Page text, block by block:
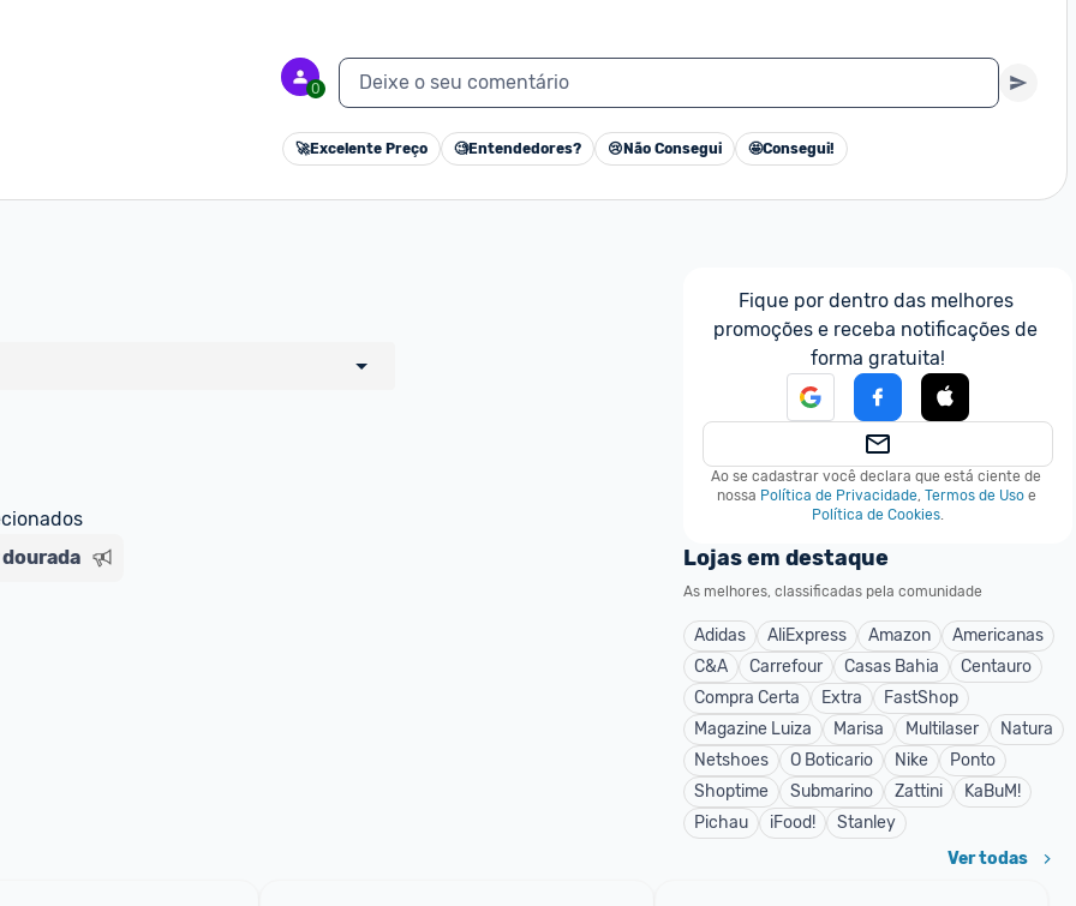
0 Deixe o seu comentário
🚀Excelente Preço 🧐Entendedores? 😢 Não Consegui 🤩Consegui!
um marketplace, nós indicamos no
sinalizamos através da tag
Fique por dentro das melhores
promoções e receba notificações de
forma gratuita!
Ao se cadastrar você declara que está ciente de
nossa Política de Privacidade, Termos de Uso e
Política de Cookies.
Lojas em destaque
As melhores, classificadas pela comunidade
Adidas AliExpress Amazon
Americanas
C&A
Carrefour Casas Bahia
Centauro
Compra Certa
Extra
FastShop
Magazine Luiza
Marisa Multilaser
Natura
Netshoes
O Boticario Nike
Ponto
Shoptime
Submarino Zattini
KaBuM!
Pichau
iFood! Stanley
Ver todas